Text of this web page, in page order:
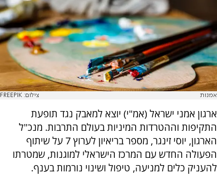
אמנות צילום: FREEPIK
ארגון אמני ישראל (אמ"י) יוצא למאבק נגד תופעת
התקיפות וההטרדות המיניות בעולם התרבות. מנכ"ל
הארגון, יוסי זינגר, מספר בריאיון לערוץ 7 על שיתוף
הפעולה החדש עם המרכז הישראלי למוגנות, שמטרתו
להעניק כלים למניעה, טיפול ושינוי נורמות בענף.